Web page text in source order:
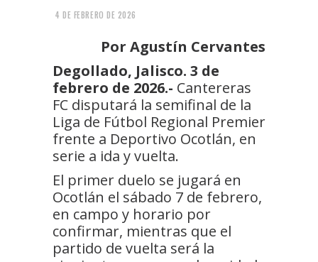
4 DE FEBRERO DE 2026
Por Agustín Cervantes
Degollado, Jalisco. 3 de
febrero de 2026.- Cantereras
FC disputará la semifinal de la
Liga de Fútbol Regional Premier
frente a Deportivo Ocotlán, en
serie a ida y vuelta.
El primer duelo se jugará en
Ocotlán el sábado 7 de febrero,
en campo y horario por
confirmar, mientras que el
partido de vuelta será la